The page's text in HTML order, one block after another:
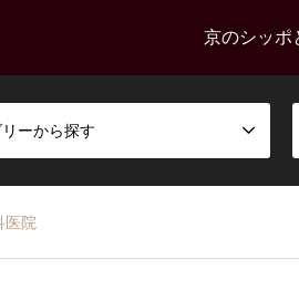
京のシッポ
ーから探す
医院